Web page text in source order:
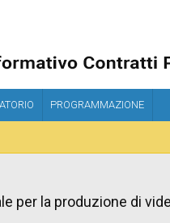
PROGRAMMAZIONE
per la produzione di